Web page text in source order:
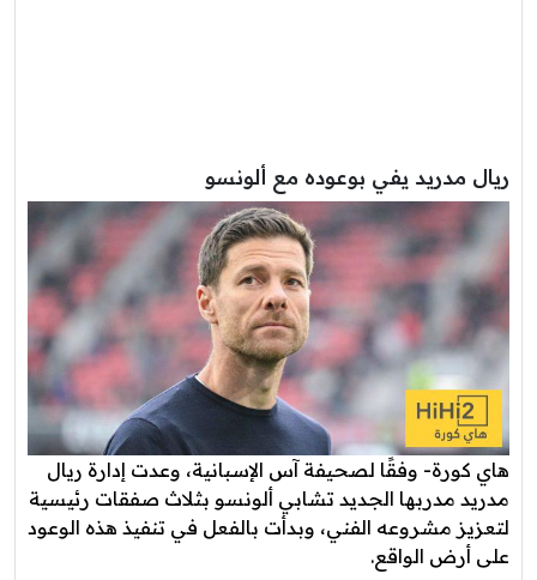
ريال مدريد يفي بوعوده مع ألونسو
هاي كورة- وفقًا لصحيفة آس الإسبانية، وعدت إدارة ريال
مدريد مدربها الجديد تشابي ألونسو بثلاث صفقات رئيسية
لتعزيز مشروعه الفني، وبدأت بالفعل في تنفيذ هذه الوعود
على أرض الواقع.